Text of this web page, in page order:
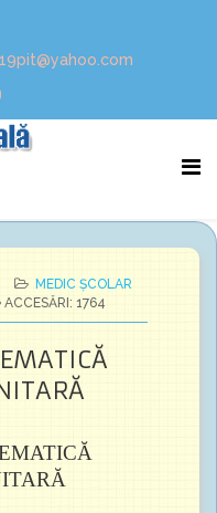
MEDIC ŞCOLAR
ACCESĂRI: 1764